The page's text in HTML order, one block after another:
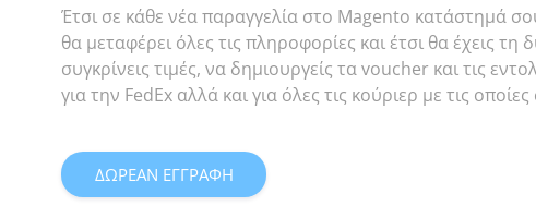
Έτσι σε κάθε νέα παραγγελία στο Magento κατάστημά
θα μεταφέρει όλες τις πληροφορίες και έτσι θα έχεις τη
συγκρίνεις τιμές, να δημιουργείς τα voucher και τις
για την FedEx αλλά και για όλες τις κούριερ με τις
ΔΩΡΕΑΝ ΕΓΓΡΑΦΗ